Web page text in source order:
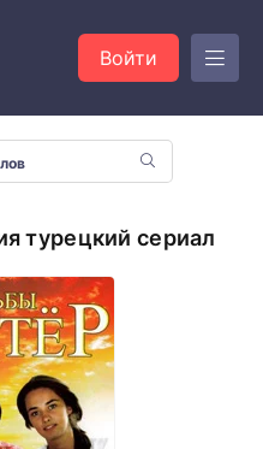
Войти
турецкий сериал